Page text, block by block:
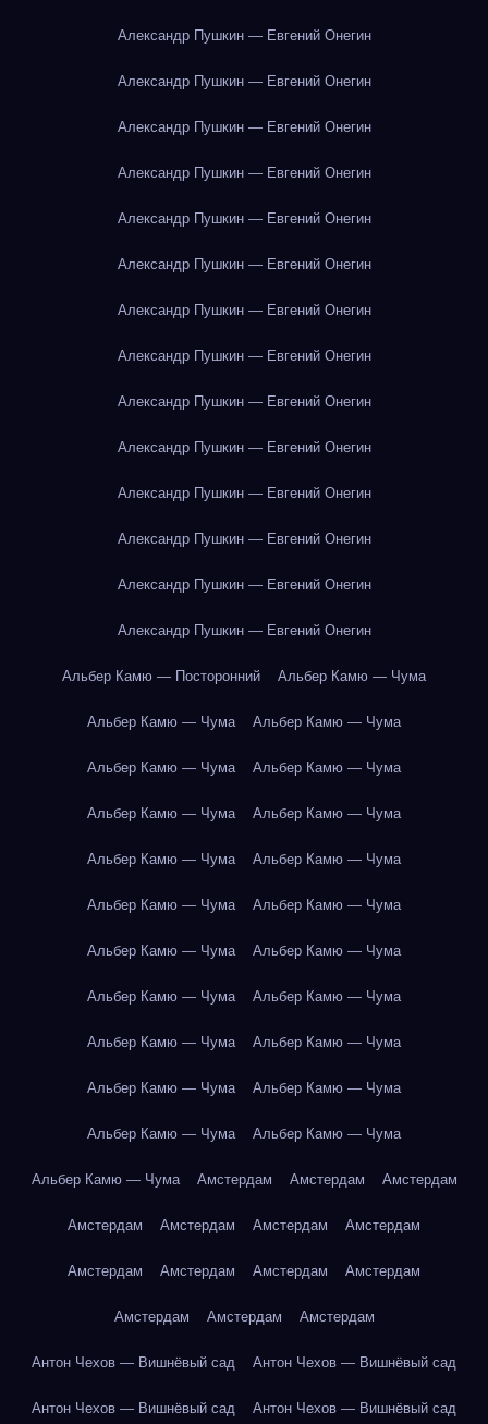
Александр Пушкин — Евгений Онегин
Александр Пушкин — Евгений Онегин
Александр Пушкин — Евгений Онегин
Александр Пушкин — Евгений Онегин
Александр Пушкин — Евгений Онегин
Александр Пушкин — Евгений Онегин
Александр Пушкин — Евгений Онегин
Александр Пушкин — Евгений Онегин
Александр Пушкин — Евгений Онегин
Александр Пушкин — Евгений Онегин
Александр Пушкин — Евгений Онегин
Александр Пушкин — Евгений Онегин
Александр Пушкин — Евгений Онегин
Александр Пушкин — Евгений Онегин
Альбер Камю — Посторонний Альбер Камю — Чума
Альбер Камю — Чума Альбер Камю — Чума
Альбер Камю — Чума Альбер Камю — Чума
Альбер Камю — Чума Альбер Камю — Чума
Альбер Камю — Чума Альбер Камю — Чума
Альбер Камю — Чума Альбер Камю — Чума
Альбер Камю — Чума Альбер Камю — Чума
Альбер Камю — Чума Альбер Камю — Чума
Альбер Камю — Чума Альбер Камю — Чума
Альбер Камю — Чума Альбер Камю — Чума
Альбер Камю — Чума Альбер Камю — Чума
Альбер Камю — Чума Амстердам Амстердам Амстердам
Амстердам Амстердам Амстердам Амстердам
Амстердам Амстердам Амстердам Амстердам
Амстердам Амстердам Амстердам
Антон Чехов — Вишнёвый сад Антон Чехов — Вишнёвый сад
Антон Чехов — Вишнёвый сад Антон Чехов — Вишнёвый сад